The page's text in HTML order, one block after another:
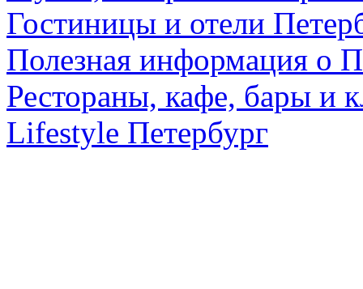
Гостиницы и отели
Полезная информация о
Рестораны, кафе, бары и
Lifestyle Петербург